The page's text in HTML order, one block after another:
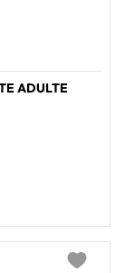
ADULTE